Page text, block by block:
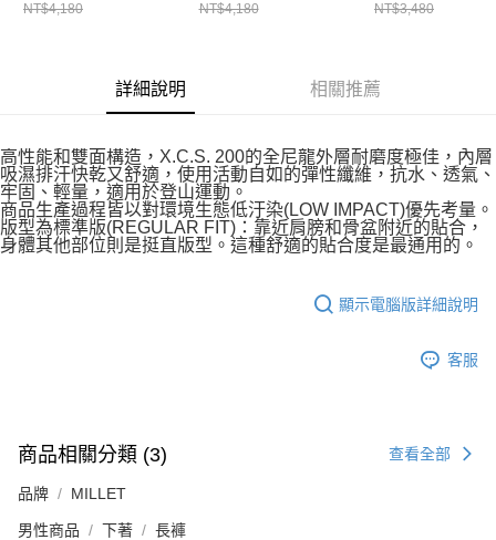
MIV98730247
NT$4,180
MIV9873N0247
NT$4,180
MIV03223N0247
NT$3,480
詳細說明 相關推薦
高性能和雙面構造，X.C.S. 200的全尼龍外層耐磨度極佳，內層
吸濕排汗快乾又舒適，使用活動自如的彈性纖維，抗水、透氣、
牢固、輕量，適用於登山運動。
商品生產過程皆以對環境生態低汙染(LOW IMPACT)優先考量。
版型為標準版(REGULAR FIT)：靠近肩膀和骨盆附近的貼合，
身體其他部位則是挺直版型。這種舒適的貼合度是最通用的。
顯示電腦版詳細說明
客服
商品相關分類 (3) 查看全部
品牌 MILLET
男性商品 下著 長褲